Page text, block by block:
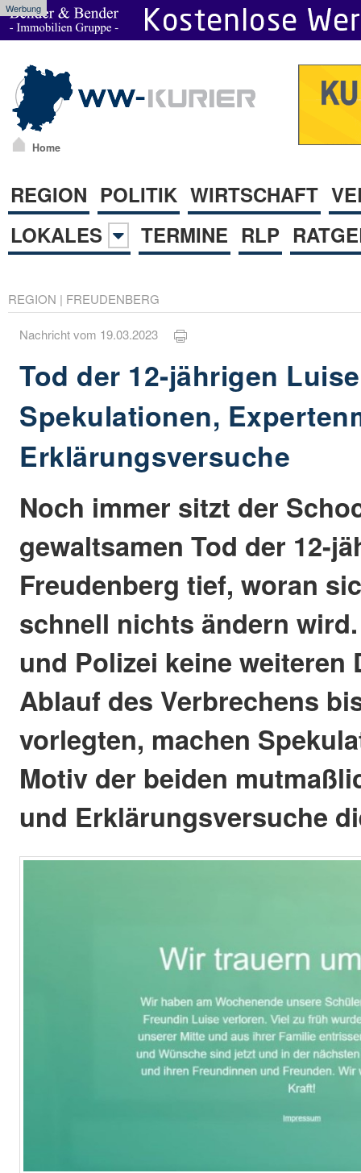
Werbung
Home
REGION POLITIK WIRTSCHAFT
LOKALES
TERMINE RLP
REGION | FREUDENBERG
Nachricht vom 19.03.2023
Tod der 12-jährigen
Spekulationen,
Erklärungsversuche
Noch immer sitzt der
gewaltsamen Tod der 12-
Freudenberg tief, woran
schnell nichts ändern
und Polizei keine weiteren
Ablauf des Verbrechens
vorlegten, machen
Motiv der beiden
und Erklärungsversuche